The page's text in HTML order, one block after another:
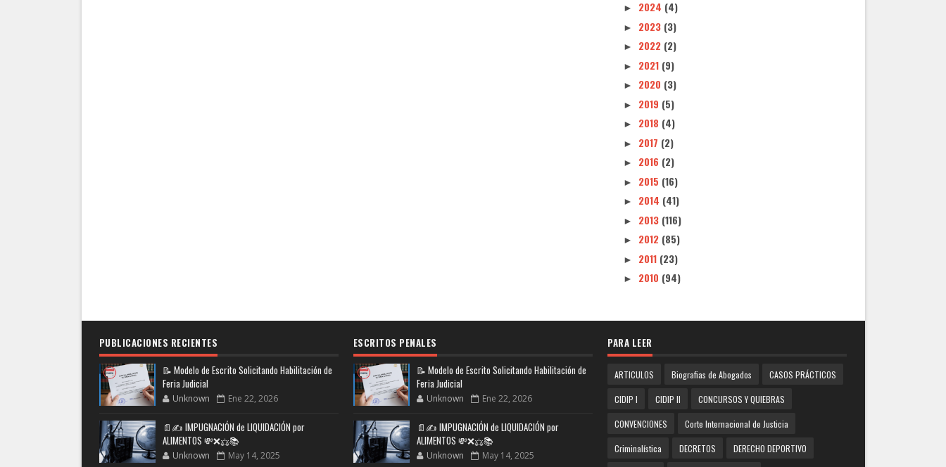
► 2024 (4)
► 2023 (3)
► 2022 (2)
► 2021 (9)
► 2020 (3)
► 2019 (5)
► 2018 (4)
► 2017 (2)
► 2016 (2)
► 2015 (16)
► 2014 (41)
► 2013 (116)
► 2012 (85)
► 2011 (23)
► 2010 (94)
PUBLICACIONES RECIENTES
📝 Modelo de Escrito Solicitando Habilitación de
Feria Judicial
Unknown Ene 22, 2026
📄✍️ IMPUGNACIÓN de LIQUIDACIÓN por
ALIMENTOS 💸❌⚖️📚
Unknown May 14, 2025
ESCRITOS PENALES
📝 Modelo de Escrito Solicitando Habilitación de
Feria Judicial
Unknown Ene 22, 2026
📄✍️ IMPUGNACIÓN de LIQUIDACIÓN por
ALIMENTOS 💸❌⚖️📚
Unknown May 14, 2025
PARA LEER
ARTICULOS Biografias de Abogados CASOS PRÁCTICOS
CIDIP I CIDIP II CONCURSOS Y QUIEBRAS
CONVENCIONES Corte Internacional de Justicia
Criminalística DECRETOS DERECHO DEPORTIVO